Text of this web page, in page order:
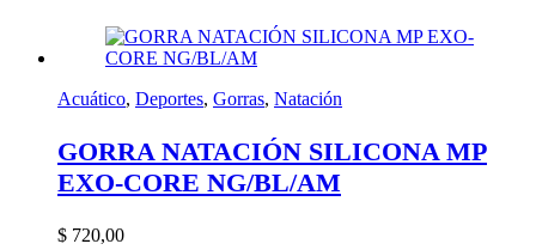
Acuático, Deportes, Gorras, Natación
GORRA NATACIÓN SILICONA MP
EXO-CORE NG/BL/AM
$ 720,00